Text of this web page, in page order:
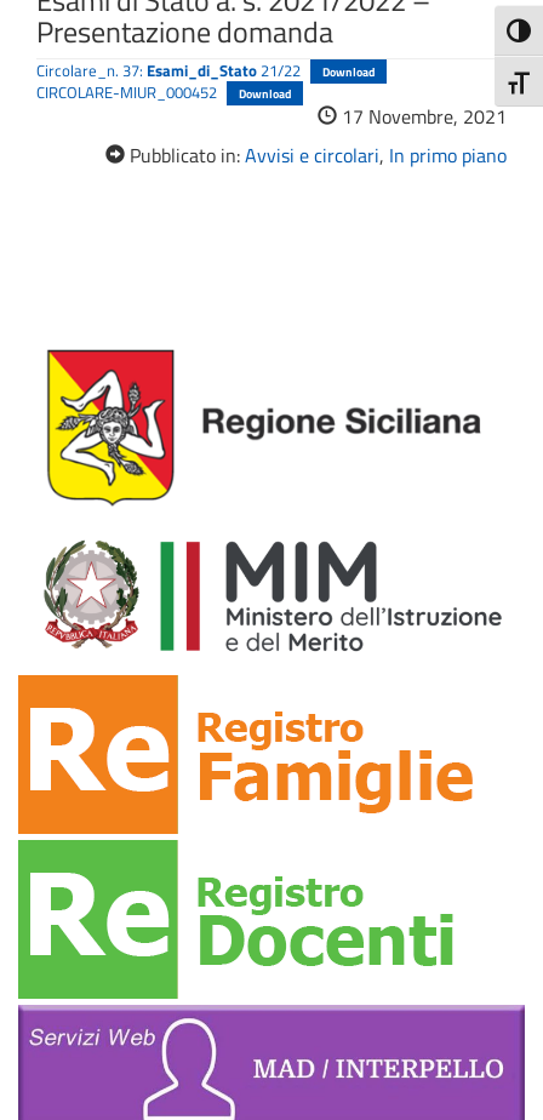
Presentazione domanda
Circolare_n. 37: Esami_di_Stato21/22 Download
CIRCOLARE-MIUR_000452 Download
17 Novembre, 2021
Pubblicato in:Avvisi e circolari, In primo piano